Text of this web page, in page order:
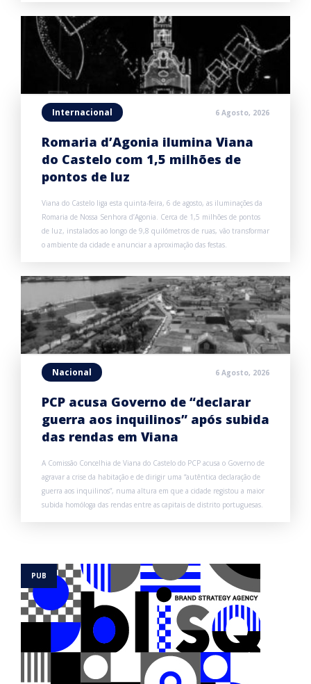
Internacional 6 Agosto, 2026
Romaria d’Agonia ilumina Viana
do Castelo com 1,5 milhões de
pontos de luz
Viana do Castelo liga esta quinta-feira, 6 de agosto, as iluminações da
Romaria de Nossa Senhora d’Agonia. Cerca de 1,5 milhões de pontos
de luz, instalados ao longo de 9,8 quilómetros de ruas, vão transformar
o ambiente da cidade e anunciar a aproximação das festas.
Nacional 6 Agosto, 2026
PCP acusa Governo de “declarar
guerra aos inquilinos” após subida
das rendas em Viana
A Comissão Concelhia de Viana do Castelo do PCP acusa o Governo de
agravar a crise da habitação e de dirigir uma “autêntica declaração de
guerra aos inquilinos”, numa altura em que a cidade registou a maior
subida homóloga das rendas entre as capitais de distrito portuguesas.